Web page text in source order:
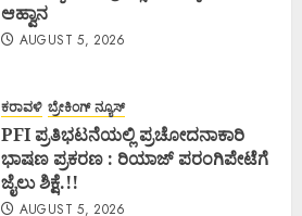
ಆಹ್ವಾನ
AUGUST 5, 2026
ಕರಾವಳಿ ಬ್ರೇಕಿಂಗ್ ನ್ಯೂಸ್
PFI ಪ್ರತಿಭಟನೆಯಲ್ಲಿ ಪ್ರಚೋದನಾಕಾರಿ
ಭಾಷಣ ಪ್ರಕರಣ : ರಿಯಾಜ್ ಪರಂಗಿಪೇಟೆಗೆ
ಜೈಲು ಶಿಕ್ಷೆ.!!
AUGUST 5, 2026